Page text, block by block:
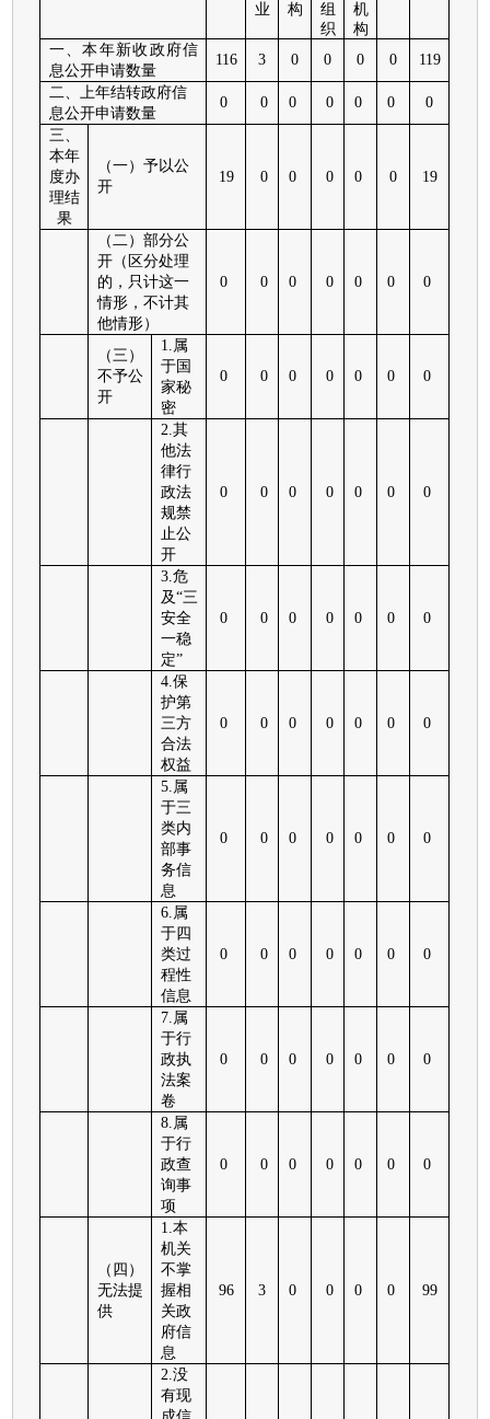
业
构
组
织
机
构
一、本年新收政府信
息公开申请数量
116 3 0 0 0 0
119
二、上年结转政府信
息公开申请数量
0 0 0 0 0 0
0
三、
本年
度办
理结
果
（一）予以公
开
19 0 0 0 0 0 19
（二）部分公
开（区分处理
的，只计这一
情形，不计其
他情形）
0 0 0 0 0 0 0
（三）
不予公
开
1.属
于国
家秘
密
0 0 0 0 0 0 0
2.其
他法
律行
政法
规禁
止公
开
0 0 0 0 0 0 0
3.危
及“三
安全
一稳
定”
0 0 0 0 0 0 0
4.保
护第
三方
合法
权益
0 0 0 0 0 0 0
5.属
于三
类内
部事
务信
息
0 0 0 0 0 0 0
6.属
于四
类过
程性
信息
0 0 0 0 0 0 0
7.属
于行
政执
法案
卷
0 0 0 0 0 0 0
8.属
于行
政查
询事
项
0 0 0 0 0 0 0
（四）
无法提
供
1.本
机关
不掌
握相
关政
府信
息
96 3 0 0 0 0 99
2.没
有现